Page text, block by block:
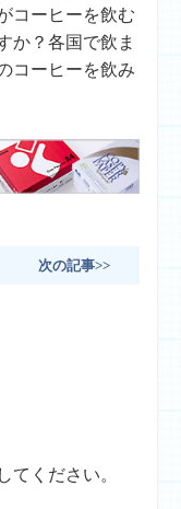
コーヒーを飲む
か？各国で飲ま
コーヒーを飲み
次の記事>>
してください。